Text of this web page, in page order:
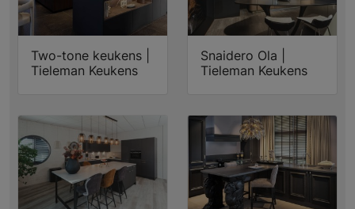
Two-tone keukens |
Tieleman Keukens
Snaidero Ola |
Tieleman Keukens